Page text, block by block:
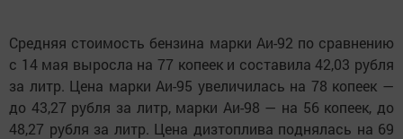
Средняя стоимость бензина марки Аи-92 по сравнению
с 14 мая выросла на 77 копеек и составила 42,03 рубля
за литр. Цена марки Аи-95 увеличилась на 78 копеек —
до 43,27 рубля за литр, марки Аи-98 — на 56 копеек, до
48,27 рубля за литр. Цена дизтоплива поднялась на 69